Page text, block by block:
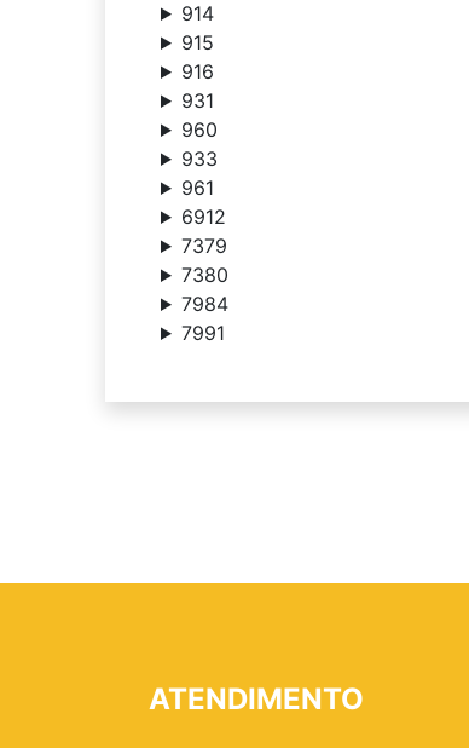
914
915
916
931
960
933
961
6912
7379
7380
7984
7991
ATENDIMENTO